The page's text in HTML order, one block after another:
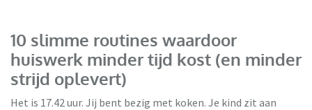
10 slimme routines waardoor
huiswerk minder tijd kost (en minder
strijd oplevert)
Het is 17.42 uur. Jij bent bezig met koken. Je kind zit aan